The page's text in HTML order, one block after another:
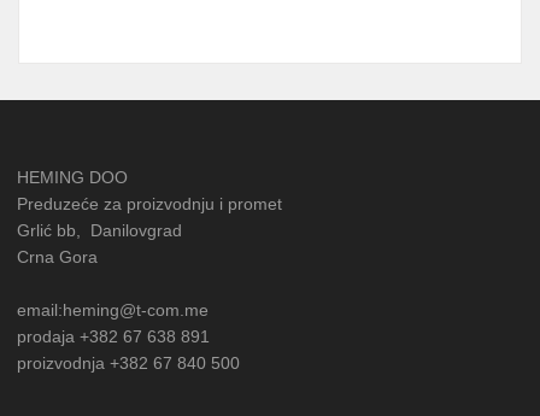
HEMING DOO
Preduzeće za proizvodnju i promet
Grlić bb, Danilovgrad
Crna Gora
email:heming@t-com.me
prodaja +382 67 638 891
proizvodnja +382 67 840 500